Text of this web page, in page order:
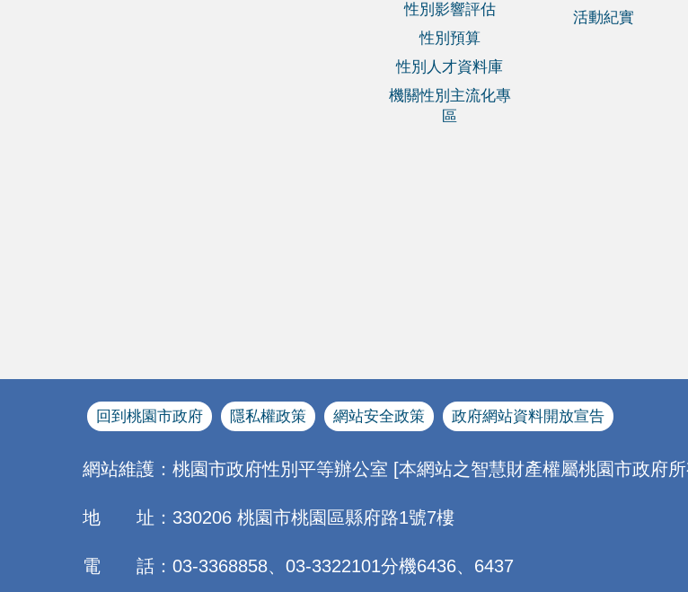
性別影響評估
性別預算
性別人才資料庫
機關性別主流化專
區
活動紀實
回到桃園市政府 隱私權政策 網站安全政策 政府網站資料開放宣告
網站維護：桃園市政府性別平等辦公室 [本網站之智慧財產權屬桃園市政府
地 址：330206 桃園市桃園區縣府路1號7樓
電 話：03-3368858、03-3322101分機6436、6437